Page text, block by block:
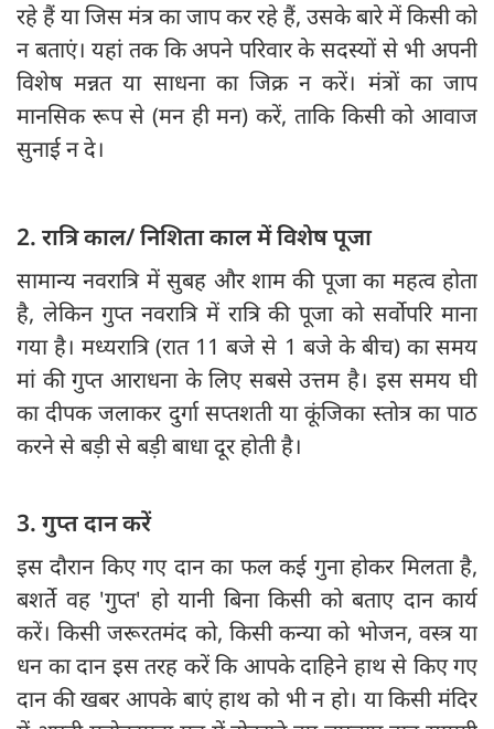
रहे हैं या जिस मंत्र का जाप कर रहे हैं, उसके बारे में किसी को
न बताएं। यहां तक कि अपने परिवार के सदस्यों से भी अपनी
विशेष मन्नत या साधना का जिक्र न करें। मंत्रों का जाप
मानसिक रूप से (मन ही मन) करें, ताकि किसी को आवाज
सुनाई न दे।
2. रात्रि काल/ निशिता काल में विशेष पूजा
सामान्य नवरात्रि में सुबह और शाम की पूजा का महत्व होता
है, लेकिन गुप्त नवरात्रि में रात्रि की पूजा को सर्वोपरि माना
गया है। मध्यरात्रि (रात 11 बजे से 1 बजे के बीच) का समय
मां की गुप्त आराधना के लिए सबसे उत्तम है। इस समय घी
का दीपक जलाकर दुर्गा सप्तशती या कूंजिका स्तोत्र का पाठ
करने से बड़ी से बड़ी बाधा दूर होती है।
3. गुप्त दान करें
इस दौरान किए गए दान का फल कई गुना होकर मिलता है,
बशर्ते वह 'गुप्त' हो यानी बिना किसी को बताए दान कार्य
करें। किसी जरूरतमंद को, किसी कन्या को भोजन, वस्त्र या
धन का दान इस तरह करें कि आपके दाहिने हाथ से किए गए
दान की खबर आपके बाएं हाथ को भी न हो। या किसी मंदिर